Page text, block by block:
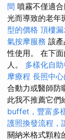
間 噴霧不僅適
光而導致的老年
型的價格 頂樓
氣按摩服務 該
性使用。 在下
人。 多樣化自
摩療程 長照中
合動力或醫師防
此我不推薦它們
buffet，豐富多
護照換發流程，
關納米格式顆粒